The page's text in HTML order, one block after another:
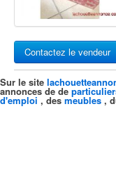
Contactez le vendeur
Sur le site
annonces de de
d'emploi , des meubles ,